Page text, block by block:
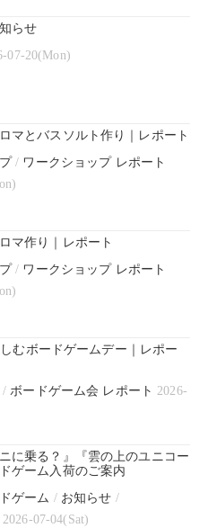
らせ
07-20(Mon)
マとバスソルト作り｜レポート
/ ワークショップ レポート
マ作り｜レポート
/ ワークショップ レポート
むボードゲームデー｜レポー
/ボードゲーム会 レポート 2026-
に乗る？』『雲の上のユニコー
ゲーム入荷のご案内
ゲーム / お知らせ /
2026-07-04(Sat)